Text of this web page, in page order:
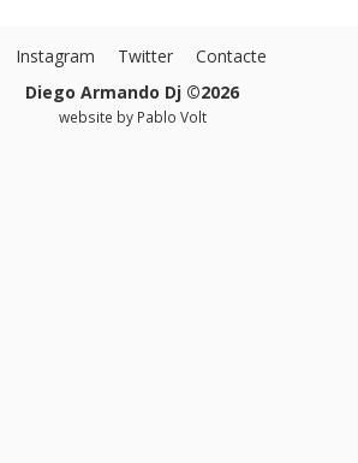
Instagram Twitter
Contacte
Diego Armando Dj ©2026
website by Pablo Volt